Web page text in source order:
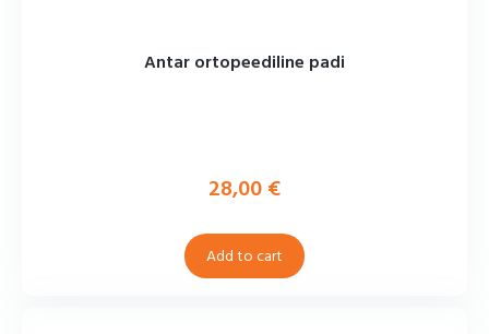
Antar ortopeediline padi
28,00€
Add to cart